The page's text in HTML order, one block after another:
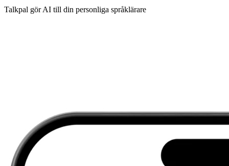
Talkpal gör AI till din personliga språklärare